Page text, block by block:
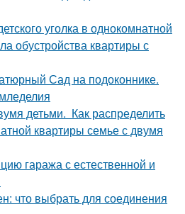
уголка в однокомнатной
обустройства квартиры с
Сад на подоконнике.
детьми. Как распределить
квартиры семье с двумя
гаража с естественной и
что выбрать для соединения